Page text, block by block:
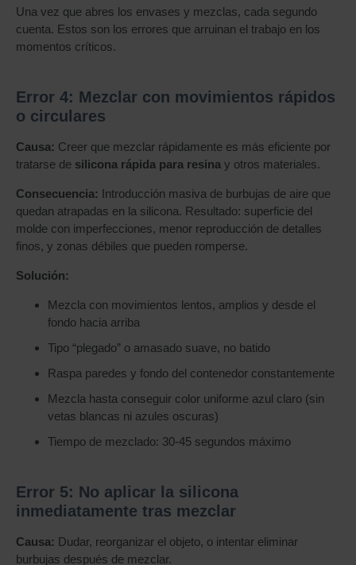
Una vez que abres los envases y mezclas, cada segundo
cuenta. Estos son los errores que arruinan el trabajo en los
momentos críticos.
Error 4: Mezclar con movimientos rápidos
o circulares
Causa: Creer que mezclar rápidamente es más eficiente por
tratarse de silicona rápida para resina y otros materiales.
Consecuencia: Introducción masiva de burbujas de aire que
quedan atrapadas en la silicona. Resultado: superficie del
molde con imperfecciones, menor reproducción de detalles
finos, y zonas débiles que pueden romperse.
Solución:
Mezcla con movimientos lentos, amplios y desde el
fondo hacia arriba
Tipo “plegado” o amasado suave, no batido
Raspa paredes y fondo del contenedor constantemente
Mezcla hasta conseguir color uniforme azul claro (sin
vetas blancas ni azules oscuras)
Tiempo de mezclado: 30-45 segundos máximo
Error 5: No aplicar la silicona
inmediatamente tras mezclar
Causa: Dudar, reorganizar el objeto, o intentar eliminar
burbujas después de mezclar.